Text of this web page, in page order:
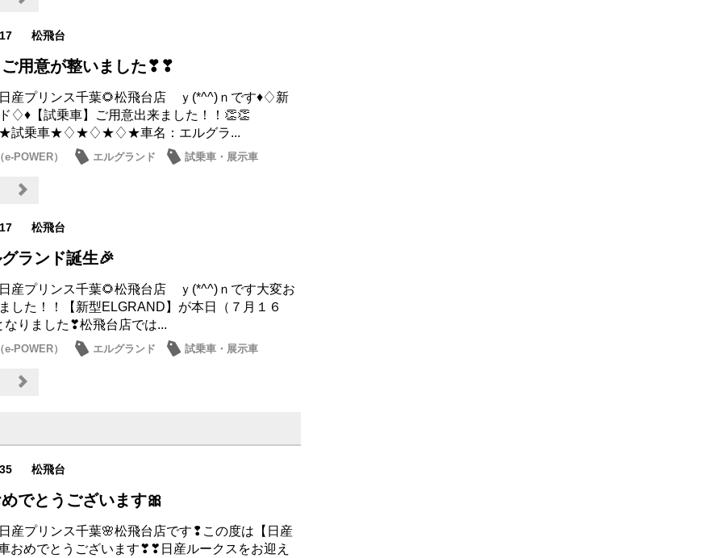
松飛台
ご用意が整いました❣❣
産プリンス千葉🌻松飛台店 ｙ(*^^)ｎです♦♢新
♢♦【試乗車】ご用意出来ました！！👏👏
乗車★♢★♢★♢★車名：エルグラ...
POWER） エルグランド
試乗車・展示車
日産のお店
松飛台
ランド誕生🎉
産プリンス千葉🌻松飛台店 ｙ(*^^)ｎです大変お
した！！【新型ELGRAND】が本日（７月１６
なりました❣松飛台店では...
POWER） エルグランド
試乗車・展示車
日産のお店
松飛台
でとうございます🎀
産プリンス千葉🌸松飛台店です❢この度は【日産
おめでとうございます❣❣日産ルークスをお迎え